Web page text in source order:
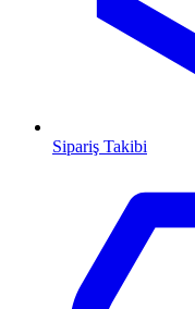
Sipariş Takibi